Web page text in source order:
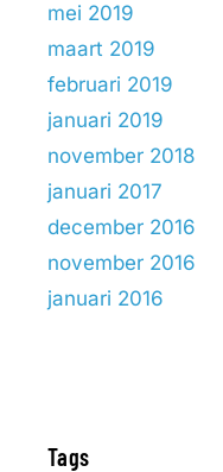
mei 2019
maart 2019
februari 2019
januari 2019
november 2018
januari 2017
december 2016
november 2016
januari 2016
Tags